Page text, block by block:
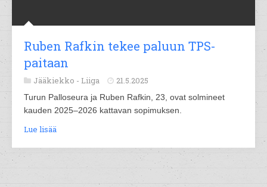
Ruben Rafkin tekee paluun TPS-
paitaan
Jääkiekko - Liiga 21.5.2025
Turun Palloseura ja Ruben Rafkin, 23, ovat solmineet
kauden 2025–2026 kattavan sopimuksen.
Lue lisää